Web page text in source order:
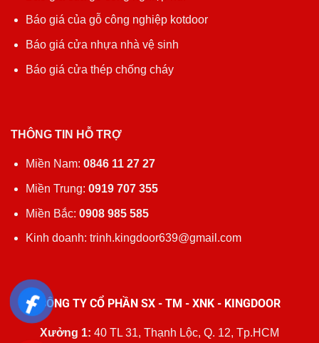
Báo giá của gỗ công nghiệp kotdoor
Báo giá cửa nhựa nhà vệ sinh
Báo giá cửa thép chống cháy
THÔNG TIN HỖ TRỢ
Miền Nam: 0846 11 27 27
Miền Trung: 0919 707 355
Miền Bắc: 0908 985 585
Kinh doanh: trinh.kingdoor639@gmail.com
CÔNG TY CỔ PHẦN SX - TM - XNK - KINGDOOR
Xưởng 1: 40 TL 31, Thạnh Lộc, Q. 12, Tp.HCM